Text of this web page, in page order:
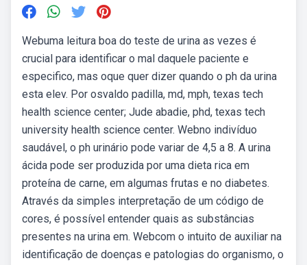
Webuma leitura boa do teste de urina as vezes é
crucial para identificar o mal daquele paciente e
especifico, mas oque quer dizer quando o ph da urina
esta elev. Por osvaldo padilla, md, mph, texas tech
health science center; Jude abadie, phd, texas tech
university health science center. Webno indivíduo
saudável, o ph urinário pode variar de 4,5 a 8. A urina
ácida pode ser produzida por uma dieta rica em
proteína de carne, em algumas frutas e no diabetes.
Através da simples interpretação de um código de
cores, é possível entender quais as substâncias
presentes na urina em. Webcom o intuito de auxiliar na
identificação de doenças e patologias do organismo, o